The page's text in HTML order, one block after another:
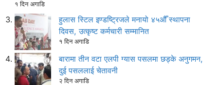
१ दिन अगाडि
हुलास स्टिल इण्डष्ट्रिजले मनायो ४५औँ स्थापना
दिवस, उत्कृष्ट कर्मचारी सम्मानित
१ दिन अगाडि
बारामा तीन वटा एलपी ग्यास पसलमा छड्के अनुगमन,
दुई पसललाई चेतावनी
२ दिन अगाडि